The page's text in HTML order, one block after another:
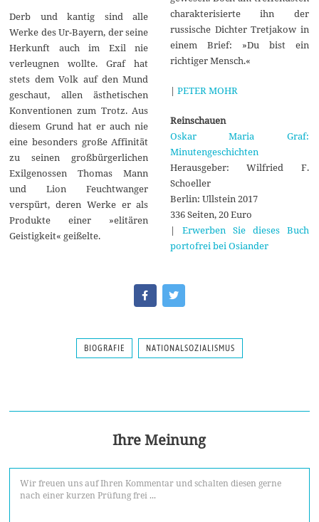
Derb und kantig sind alle
Werke des Ur-Bayern, der seine
Herkunft auch im Exil nie
verleugnen wollte. Graf hat
stets dem Volk auf den Mund
geschaut, allen ästhetischen
Konventionen zum Trotz. Aus
diesem Grund hat er auch nie
eine besonders große Affinität
zu seinen großbürgerlichen
Exilgenossen Thomas Mann
und Lion Feuchtwanger
verspürt, deren Werke er als
Produkte einer »elitären
Geistigkeit« geißelte.
charakterisierte ihn der
russische Dichter Tretjakow in
einem Brief: »Du bist ein
richtiger Mensch.«
| PETER MOHR
Reinschauen
Oskar Maria Graf:
Minutengeschichten
Herausgeber: Wilfried F.
Schoeller
Berlin: Ullstein 2017
336 Seiten, 20 Euro
| Erwerben Sie dieses Buch
portofrei bei Osiander
BIOGRAFIE NATIONALSOZIALISMUS
Ihre Meinung